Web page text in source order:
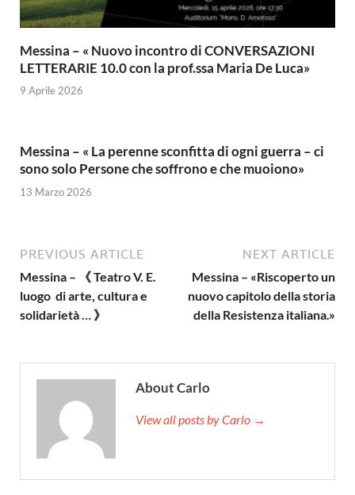
Messina – « Nuovo incontro di CONVERSAZIONI
LETTERARIE 10.0 con la prof.ssa Maria De Luca»
9 Aprile 2026
Messina – « La perenne sconfitta di ogni guerra – ci
sono solo Persone che soffrono e che muoiono»
13 Marzo 2026
PREVIOUS ARTICLE
Messina – 《 Teatro V. E.
luogo di arte, cultura e
solidarietà … 》
NEXT ARTICLE
Messina – «Riscoperto un
nuovo capitolo della storia
della Resistenza italiana.»
About Carlo
View all posts by Carlo →